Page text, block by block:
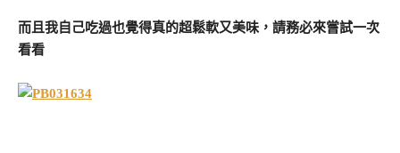
而且我自己吃過也覺得真的超鬆軟又美味，請務必來嘗試一次
看看